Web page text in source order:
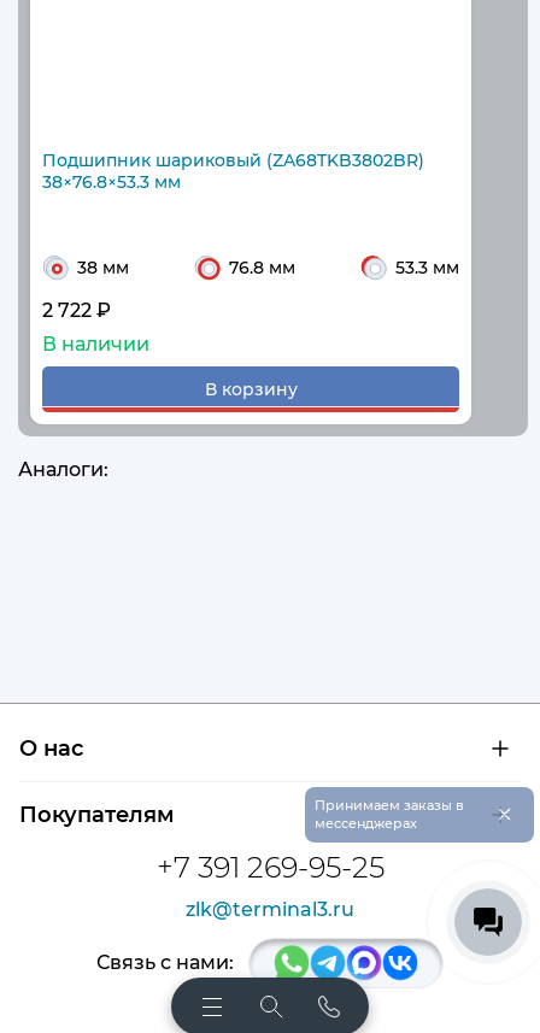
Подшипник шариковый (ZA68TKB3802BR)
38×76.8×53.3 мм
38 мм 76.8 мм 53.3 мм
2 722 ₽
В наличии
В корзину
Аналоги:
+7 391 269-95-25
zlk@terminal3.ru
О нас
Сертификаты на продукцию
Покупателям
Доставка и оплата
Расшифровка маркировки подшипников
Связь с нами:
Принимаем заказы в
мессенджерах
×